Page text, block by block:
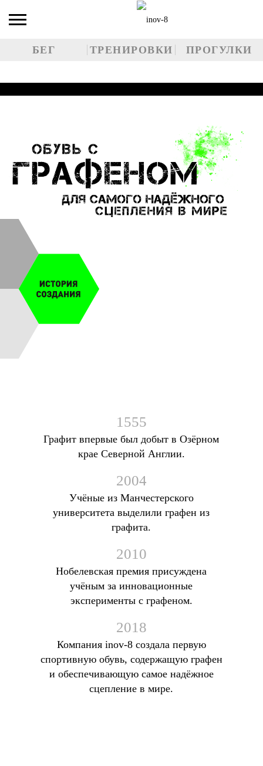
БЕГ ТРЕНИРОВКИ ПРОГУЛКИ
1555
Графит впервые был добыт в Озёрном
крае Северной Англии.
2004
Учёные из Манчестерского
университета выделили графен из
графита.
2010
Нобелевская премия присуждена
учёным за инновационные
эксперименты с графеном.
2018
Компания inov-8 создала первую
спортивную обувь, содержащую графен
и обеспечивающую самое надёжное
сцепление в мире.